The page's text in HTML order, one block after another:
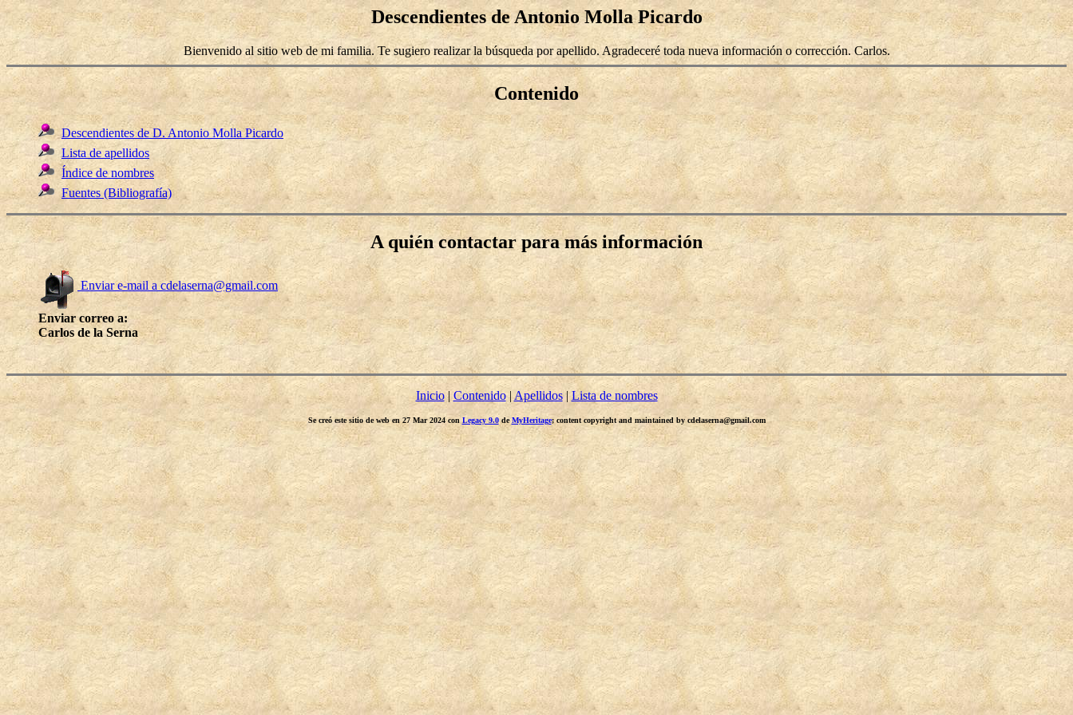
Descendientes de Antonio Molla Picardo
Bienvenido al sitio web de mi familia. Te sugiero realizar la búsqueda por apellido. Agradeceré toda nueva información o corrección. Carlos.
Contenido
Descendientes de D. Antonio Molla Picardo
Lista de apellidos
Índice de nombres
Fuentes (Bibliografía)
A quién contactar para más información
Enviar e-mail a cdelaserna@gmail.com
Enviar correo a:
Carlos de la Serna
Inicio| Contenido| Apellidos| Lista de nombres
Se creó este sitio de web en 27 Mar 2024 con Legacy 9.0deMyHeritage; content copyright and maintained by cdelaserna@gmail.com